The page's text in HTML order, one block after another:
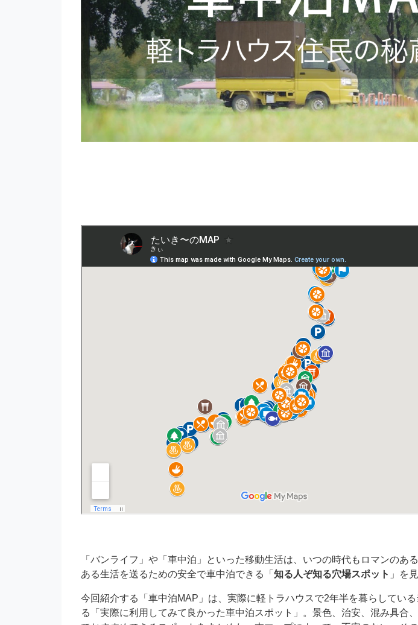
「バンライフ」や「車中泊」といった移動生活は、いつの時代もロマンのある
ある生活を送るための安全で車中泊できる「 知る人ぞ知る穴場スポット 」を
今回紹介する「車中泊MAP」は、実際に軽トラハウスで2年半を暮らしてい
る「実際に利用してみて良かった車中泊スポット」。 景色、治安、混み具合